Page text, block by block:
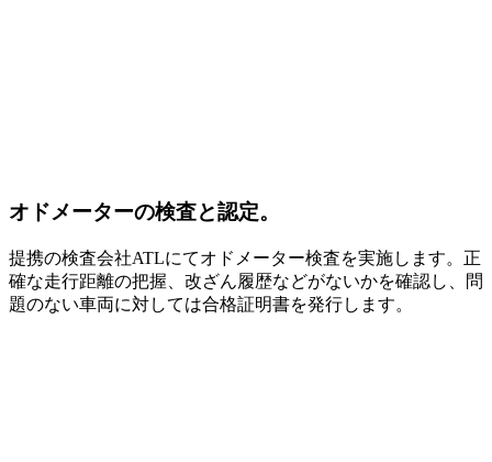
オドメーターの検査と認定。
提携の検査会社ATLにてオドメーター検査を実施します。正
確な走行距離の把握、改ざん履歴などがないかを確認し、問
題のない車両に対しては合格証明書を発行します。